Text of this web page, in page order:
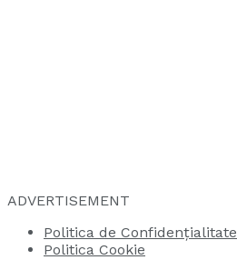
ADVERTISEMENT
Politica de Confidențialitate
Politica Cookie